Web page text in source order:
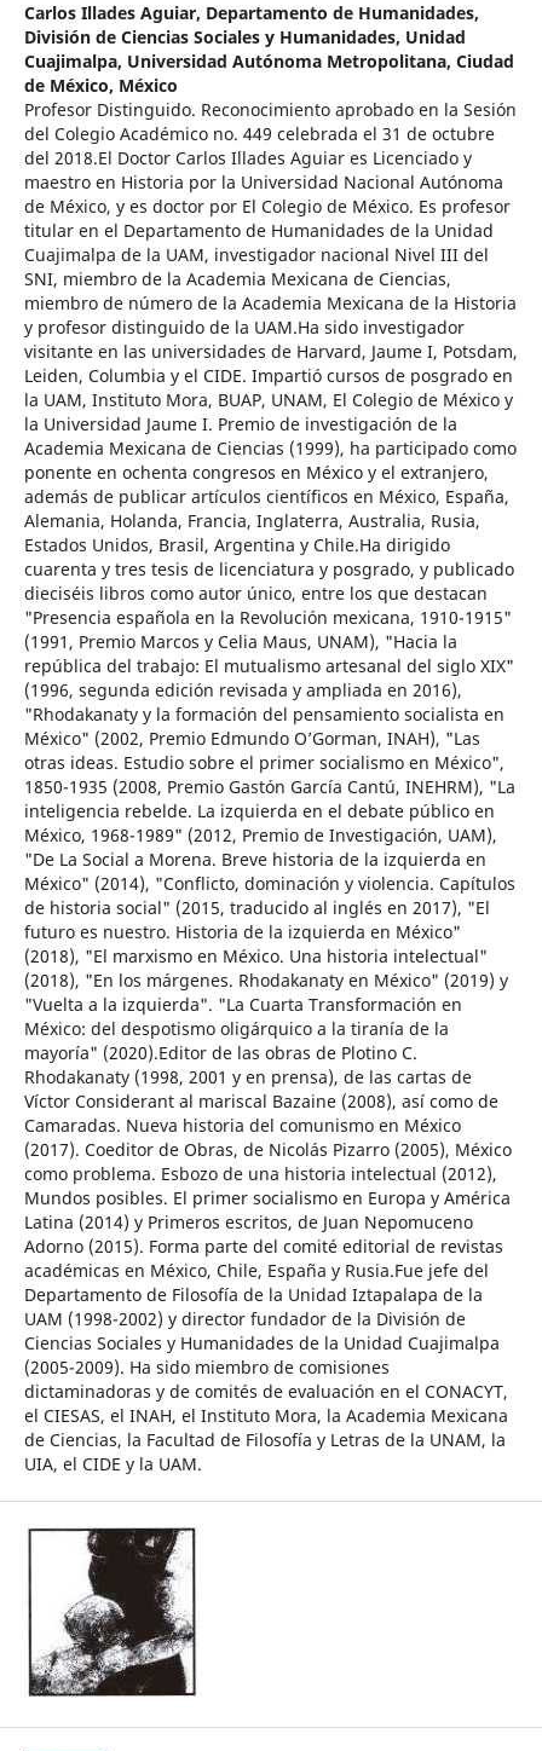
Carlos Illades Aguiar, Departamento de Humanidades,
División de Ciencias Sociales y Humanidades, Unidad
Cuajimalpa, Universidad Autónoma Metropolitana, Ciudad
de México, México
Profesor Distinguido. Reconocimiento aprobado en la Sesión
del Colegio Académico no. 449 celebrada el 31 de octubre
del 2018.El Doctor Carlos Illades Aguiar es Licenciado y
maestro en Historia por la Universidad Nacional Autónoma
de México, y es doctor por El Colegio de México. Es profesor
titular en el Departamento de Humanidades de la Unidad
Cuajimalpa de la UAM, investigador nacional Nivel III del
SNI, miembro de la Academia Mexicana de Ciencias,
miembro de número de la Academia Mexicana de la Historia
y profesor distinguido de la UAM.Ha sido investigador
visitante en las universidades de Harvard, Jaume I, Potsdam,
Leiden, Columbia y el CIDE. Impartió cursos de posgrado en
la UAM, Instituto Mora, BUAP, UNAM, El Colegio de México y
la Universidad Jaume I. Premio de investigación de la
Academia Mexicana de Ciencias (1999), ha participado como
ponente en ochenta congresos en México y el extranjero,
además de publicar artículos científicos en México, España,
Alemania, Holanda, Francia, Inglaterra, Australia, Rusia,
Estados Unidos, Brasil, Argentina y Chile.Ha dirigido
cuarenta y tres tesis de licenciatura y posgrado, y publicado
dieciséis libros como autor único, entre los que destacan
"Presencia española en la Revolución mexicana, 1910-1915"
(1991, Premio Marcos y Celia Maus, UNAM), "Hacia la
república del trabajo: El mutualismo artesanal del siglo XIX"
(1996, segunda edición revisada y ampliada en 2016),
"Rhodakanaty y la formación del pensamiento socialista en
México" (2002, Premio Edmundo O’Gorman, INAH), "Las
otras ideas. Estudio sobre el primer socialismo en México",
1850-1935 (2008, Premio Gastón García Cantú, INEHRM), "La
inteligencia rebelde. La izquierda en el debate público en
México, 1968-1989" (2012, Premio de Investigación, UAM),
"De La Social a Morena. Breve historia de la izquierda en
México" (2014), "Conflicto, dominación y violencia. Capítulos
de historia social" (2015, traducido al inglés en 2017), "El
futuro es nuestro. Historia de la izquierda en México"
(2018), "El marxismo en México. Una historia intelectual"
(2018), "En los márgenes. Rhodakanaty en México" (2019) y
"Vuelta a la izquierda". "La Cuarta Transformación en
México: del despotismo oligárquico a la tiranía de la
mayoría" (2020).Editor de las obras de Plotino C.
Rhodakanaty (1998, 2001 y en prensa), de las cartas de
Víctor Considerant al mariscal Bazaine (2008), así como de
Camaradas. Nueva historia del comunismo en México
(2017). Coeditor de Obras, de Nicolás Pizarro (2005), México
como problema. Esbozo de una historia intelectual (2012),
Mundos posibles. El primer socialismo en Europa y América
Latina (2014) y Primeros escritos, de Juan Nepomuceno
Adorno (2015). Forma parte del comité editorial de revistas
académicas en México, Chile, España y Rusia.Fue jefe del
Departamento de Filosofía de la Unidad Iztapalapa de la
UAM (1998-2002) y director fundador de la División de
Ciencias Sociales y Humanidades de la Unidad Cuajimalpa
(2005-2009). Ha sido miembro de comisiones
dictaminadoras y de comités de evaluación en el CONACYT,
el CIESAS, el INAH, el Instituto Mora, la Academia Mexicana
de Ciencias, la Facultad de Filosofía y Letras de la UNAM, la
UIA, el CIDE y la UAM.